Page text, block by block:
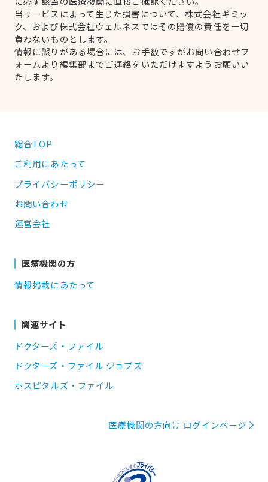
当サービスによって生じた損害について、株式会社ギミッ
ク、および株式会社ウェルネスではその賠償の責任を一切
負わないものとします。
情報に誤りがある場合には、お手数ですがお問い合わせフ
ォームより編集部までご連絡をいただけますようお願いい
たします。
総合TOP
ご利用にあたって
プライバシーポリシー
お問い合わせ
運営会社
医療機関の方
情報掲載にあたって
関連サイト
ドクターズ・ファイル
ドクターズ・ファイル ジョブズ
ホスピタルズ・ファイル
医療機関の方向け ログインページ